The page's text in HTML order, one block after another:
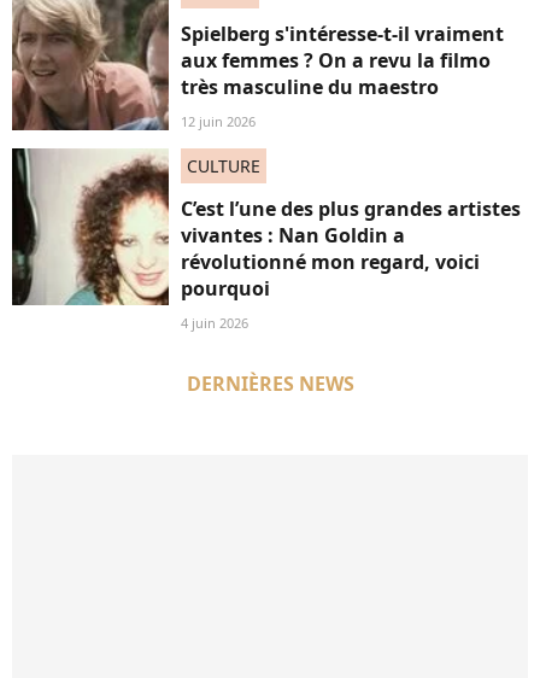
Spielberg s'intéresse-t-il vraiment
aux femmes ? On a revu la filmo
très masculine du maestro
12 juin 2026
CULTURE
C’est l’une des plus grandes artistes
vivantes : Nan Goldin a
révolutionné mon regard, voici
pourquoi
4 juin 2026
DERNIÈRES NEWS